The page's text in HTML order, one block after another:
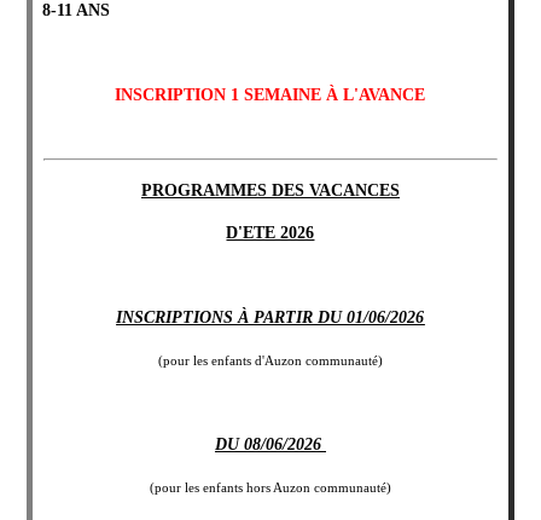
8-11 ANS
INSCRIPTION 1 SEMAINE À L'AVANCE
PROGRAMMES DES VACANCES
D'ETE 2026
INSCRIPTIONS À PARTIR DU 01/06/2026
(pour les enfants d'Auzon communauté)
DU 08/06/2026
(pour les enfants hors Auzon communauté)